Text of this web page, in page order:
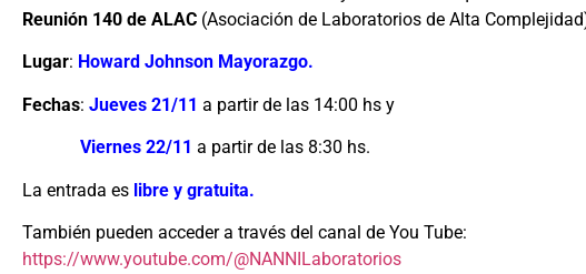
Reunión 140 de ALAC (Asociación de Laboratorios de Alta
Lugar: Howard Johnson Mayorazgo.
Fechas: Jueves 21/11 a partir de las 14:00 hs y
Viernes 22/11 a partir de las 8:30 hs.
La entrada es libre y gratuita.
También pueden acceder a través del canal de You Tube:
https://www.youtube.com/@NANNILaboratorios